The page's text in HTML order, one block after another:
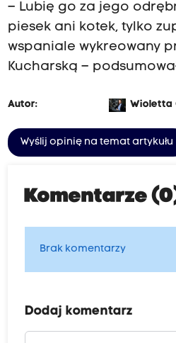
– Lubię go za jego
piesek ani kotek, tylko
wspaniale wykreowany
Kucharską –
Autor: Wioletta
Wyślij opinię na temat artykułu
Komentarze
Brak komentarzy
Dodaj komentarz